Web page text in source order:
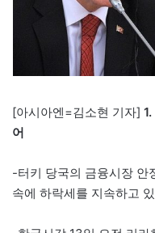
[아시아엔=김소현 기자]
어
-터키 당국의 금융시장 안
속에 하락세를 지속하고